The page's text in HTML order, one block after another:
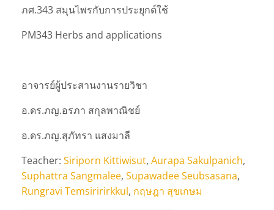
ภศ.343 สมุนไพรกับการประยุกต์ใช้
PM343 Herbs and applications
อาจารย์ผู้ประสานงานรายวิชา
อ.ดร.ภญ.อรภา สกุลพาณิชย์
อ.ดร.ภญ.สุภัทรา แสงมาลี
Teacher: Siriporn Kittiwisut, Aurapa Sakulpanich,
Suphattra Sangmalee, Supawadee Seubsasana,
Rungravi Temsiririrkkul, กฤษฎา สุขเกษม